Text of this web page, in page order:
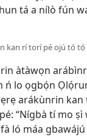
tá a nílò fún
kan rí torí pé ojú tó
àtàwọn
ń lo ọgbọ́n
arákùnrin
“Nígbà tímo ṣì
ló máa gbawájú